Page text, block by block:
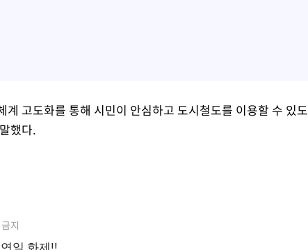
고도화를 통해 시민이 안심하고 도시철도를 이용할 수 있도
했다.
지